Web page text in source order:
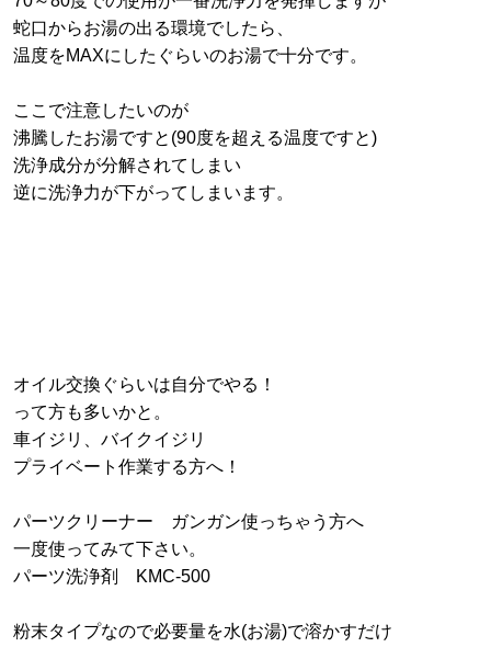
蛇口からお湯の出る環境でしたら、
温度をMAXにしたぐらいのお湯で十分です。
ここで注意したいのが
沸騰したお湯ですと(90度を超える温度ですと)
洗浄成分が分解されてしまい
逆に洗浄力が下がってしまいます。
オイル交換ぐらいは自分でやる！
って方も多いかと。
車イジリ、バイクイジリ
プライベート作業する方へ！
パーツクリーナー ガンガン使っちゃう方へ
一度使ってみて下さい。
パーツ洗浄剤 KMC-500
粉末タイプなので必要量を水(お湯)で溶かすだけ